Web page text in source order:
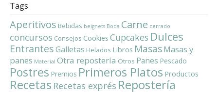
Tags
Aperitivos Bebidas beignets Boda Carne cerrado
concursos Consejos Cookies Cupcakes Dulces
EntrantesGalletas Helados Libros MasasMasas y
panes Material Otra repostería Otros Panes Pescado
Postres Premios Primeros Platos Productos
Recetas Recetas exprés Repostería